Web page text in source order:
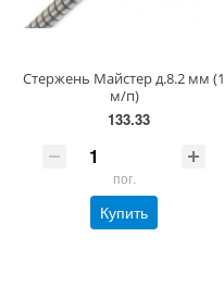
Стержень Майстер д.8.2 мм (1
м/п)
133.33
пог.
Купить